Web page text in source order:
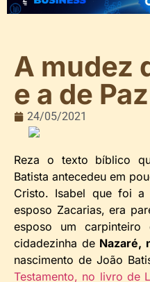
A mudez
e a de
24/05/2021
Reza o texto bíblico
Batista antecedeu em
Cristo. Isabel que foi
esposo Zacarias, era
esposo um
cidadezinha de Nazaré,
nascimento de João
Testamento, no livro de